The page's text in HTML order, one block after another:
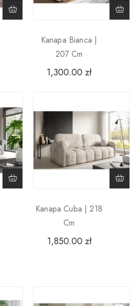
Kanapa Bianca |
207 Cm
1,300.00 zł
Kanapa Cuba | 218
Cm
1,850.00 zł